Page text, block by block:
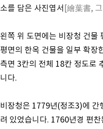
소를 담은 사진엽서 [繪葉書,
왼쪽 위 도면에는 비장청 건물
평면의 한옥 건물을 일부 확
측면 3칸의 전체 18칸 정도로
니다.
비장청은 1779년(정조3)에
려 있었습니다. 1760년경 편